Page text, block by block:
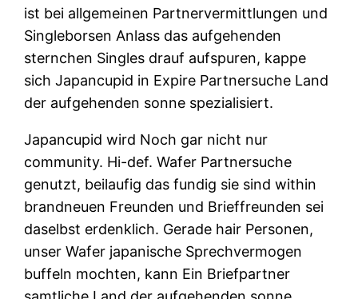
ist bei allgemeinen Partnervermittlungen und
Singleborsen Anlass das aufgehenden
sternchen Singles drauf aufspuren, kappe
sich Japancupid in Expire Partnersuche Land
der aufgehenden sonne spezialisiert.
Japancupid wird Noch gar nicht nur
community. Hi-def. Wafer Partnersuche
genutzt, beilaufig das fundig sie sind within
brandneuen Freunden und Brieffreunden sei
daselbst erdenklich. Gerade hair Personen,
unser Wafer japanische Sprechvermogen
buffeln mochten, kann Ein Briefpartner